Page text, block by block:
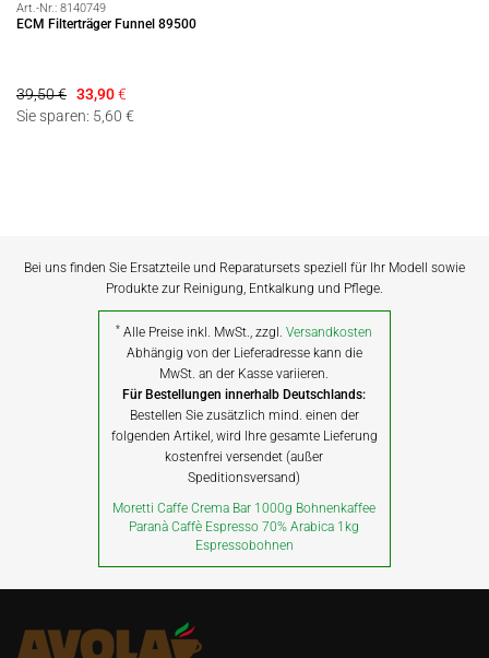
Art.-Nr.: 8140749
ECM Filterträger Funnel 89500
39,50 € 33,90€
Sie sparen: 5,60 €
Bei uns finden Sie Ersatzteile und Reparatursets speziell für Ihr Modell sowie
Produkte zur Reinigung, Entkalkung und Pflege.
* Alle Preise inkl. MwSt., zzgl.Versandkosten
Abhängig von der Lieferadresse kann die
MwSt. an der Kasse variieren.
Für Bestellungen innerhalb Deutschlands:
Bestellen Sie zusätzlich mind. einen der
folgenden Artikel, wird Ihre gesamte Lieferung
kostenfrei versendet (außer
Speditionsversand)
Moretti Caffe Crema Bar 1000g Bohnenkaffee
Paranà Caffè Espresso 70% Arabica 1kg
Espressobohnen